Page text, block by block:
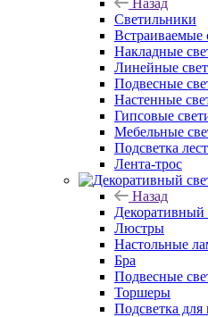
Назад
Светильники
Встраиваемые
Накладные
Линейные
Подвесные
Настенные
Гипсовые
Мебельные
Подсветка
Лента-трос
Назад
Декоративный
Люстры
Настольные
Бра
Подвесные
Торшеры
Подсветка для